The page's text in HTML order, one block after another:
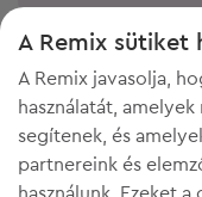
A Remix sütiket
A Remix javasolja,
használatát,
segítenek, és
partnereink és